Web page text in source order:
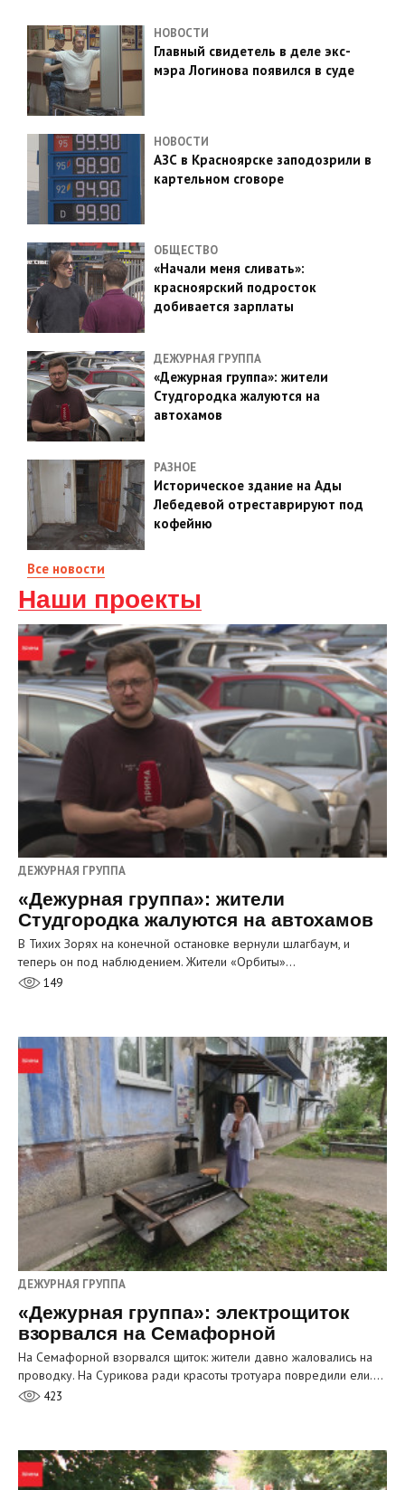
НОВОСТИ
Главный свидетель в деле экс-
мэра Логинова появился в суде
НОВОСТИ
АЗС в Красноярске заподозрили в
картельном сговоре
ОБЩЕСТВО
«Начали меня сливать»:
красноярский подросток
добивается зарплаты
ДЕЖУРНАЯ ГРУППА
«Дежурная группа»: жители
Студгородка жалуются на
автохамов
РАЗНОЕ
Историческое здание на Ады
Лебедевой отреставрируют под
кофейню
Все новости
Наши проекты
ДЕЖУРНАЯ ГРУППА
«Дежурная группа»: жители
Студгородка жалуются на автохамов
В Тихих Зорях на конечной остановке вернули шлагбаум, и
теперь он под наблюдением. Жители «Орбиты»…
149
ДЕЖУРНАЯ ГРУППА
«Дежурная группа»: электрощиток
взорвался на Семафорной
На Семафорной взорвался щиток: жители давно жаловались на
проводку. На Сурикова ради красоты тротуара повредили ели.…
423